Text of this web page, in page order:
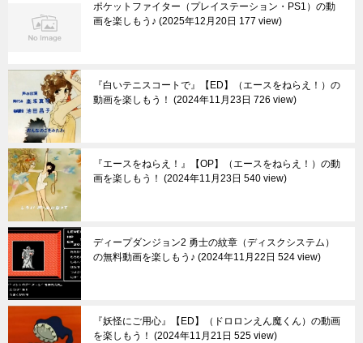
ポケットファイター（プレイステーション・PS1）の動
画を楽しもう♪ 2025年12月20日 177 view
『白いテニスコートで』【ED】（エースをねらえ！）の
動画を楽しもう！
2024年11月23日 726 view
『エースをねらえ！』【OP】（エースをねらえ！）の動
画を楽しもう！
2024年11月23日 540 view
ディープダンジョン2 勇士の紋章（ディスクシステム）
の無料動画を楽しもう♪ 2024年11月22日 524 view
『妖怪にご用心』【ED】（ドロロンえん魔くん）の動画
を楽しもう！
2024年11月21日 525 view